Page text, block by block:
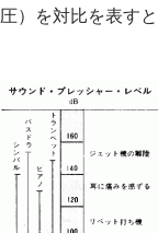
）を対比を表す